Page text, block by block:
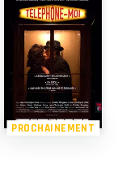
PROCHAINEMENT